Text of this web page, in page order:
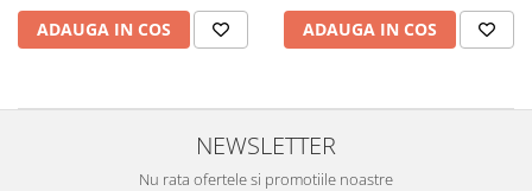
ADAUGA IN COS ADAUGA IN COS
NEWSLETTER
Nu rata ofertele si promotiile noastre